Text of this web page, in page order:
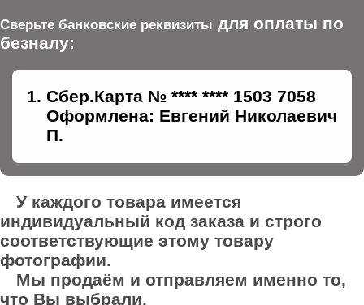
Сверьте банковские реквизиты для оплаты по
безналу:
Сбер.Карта № **** **** 1503 7058
Оформлена: Евгений Николаевич
П.
У каждого товара имеется
индивидуальный код заказа и строго
соответствующие этому товару
фотографии.
Мы продаём и отправляем именно то,
что Вы выбрали.